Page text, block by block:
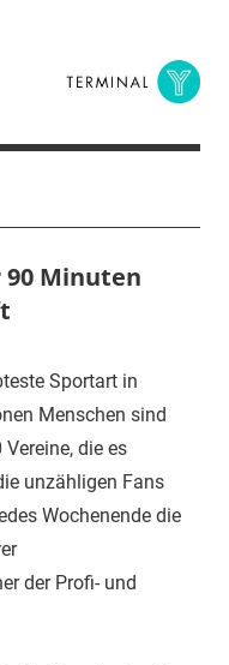
90 Minuten
Sportart in
Menschen sind
die es
unzähligen Fans
Wochenende die
der Profi- und